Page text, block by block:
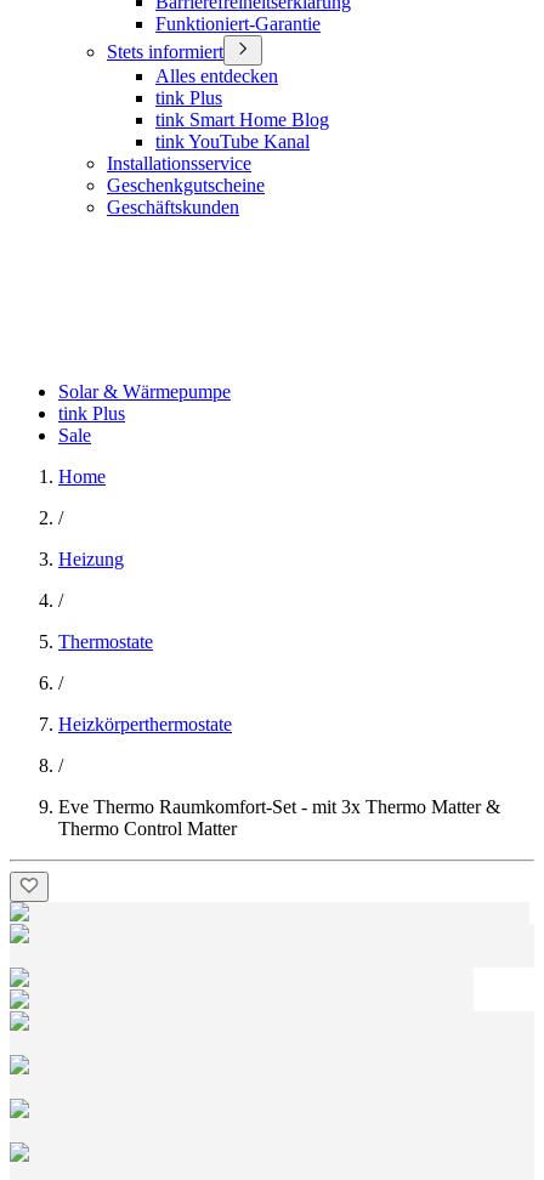
Funktioniert-Garantie
Stets informiert
Alles entdecken
tink Plus
tink Smart Home Blog
tink YouTube Kanal
Installationsservice
Geschenkgutscheine
Geschäftskunden
Solar & Wärmepumpe
tink Plus
Sale
Home
/
Heizung
/
Thermostate
/
Heizkörperthermostate
/
Eve Thermo Raumkomfort-Set - mit 3x Thermo Matter &
Thermo Control Matter